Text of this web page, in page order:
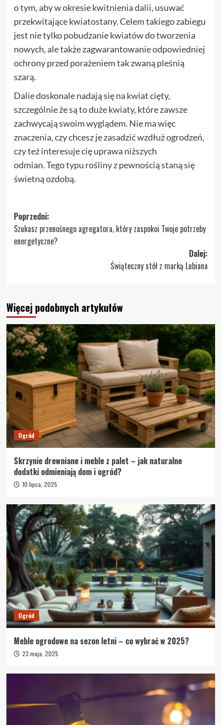
o tym, aby w okresie kwitnienia dalii, usuwać
przekwitające kwiatostany. Celem takiego zabiegu
jest nie tylko pobudzanie kwiatów do tworzenia
nowych, ale także zagwarantowanie odpowiedniej
ochrony przed porażeniem tak zwaną pleśnią
szarą.
Dalie doskonale nadają się na kwiat cięty,
szczególnie że są to duże kwiaty, które zawsze
zachwycają swoim wyglądem. Nie ma więc
znaczenia, czy chcesz je zasadzić wzdłuż ogrodzeń,
czy też interesuje cię uprawa niższych
odmian. Tego typu rośliny z pewnością staną się
świetną ozdobą.
Zobacz
wpisy
Poprzedni:
Szukasz przenośnego agregatora, który zaspokoi Twoje potrzeby
energetyczne?
Dalej:
Świąteczny stół z marką Lubiana
Więcej podobnych artykułów
Ogród
Skrzynie drewniane i meble z palet – jak naturalne
dodatki odmieniają dom i ogród?
10 lipca, 2025
Ogród
Meble ogrodowe na sezon letni – co wybrać w 2025?
23 maja, 2025